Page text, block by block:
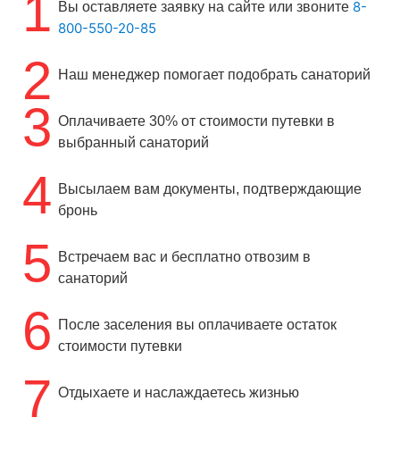
1 Вы оставляете заявку на сайте или звоните 8-
800-550-20-85
2 Наш менеджер помогает подобрать санаторий
3 Оплачиваете 30% от стоимости путевки в
выбранный санаторий
4 Высылаем вам документы, подтверждающие
бронь
5
Встречаем вас и бесплатно отвозим в
санаторий
6
После заселения вы оплачиваете остаток
стоимости путевки
7 Отдыхаете и наслаждаетесь жизнью